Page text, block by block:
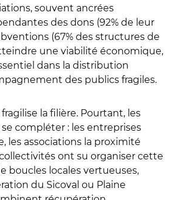
souvent ancrées
des dons (92% de leur
(67% des structures de
une viabilité économique,
dans la distribution
des publics fragiles.
la filière. Pourtant, les
compléter : les entreprises
les associations la proximité
ont su organiser cette
boucles locales vertueuses,
du Sicoval ou Plaine